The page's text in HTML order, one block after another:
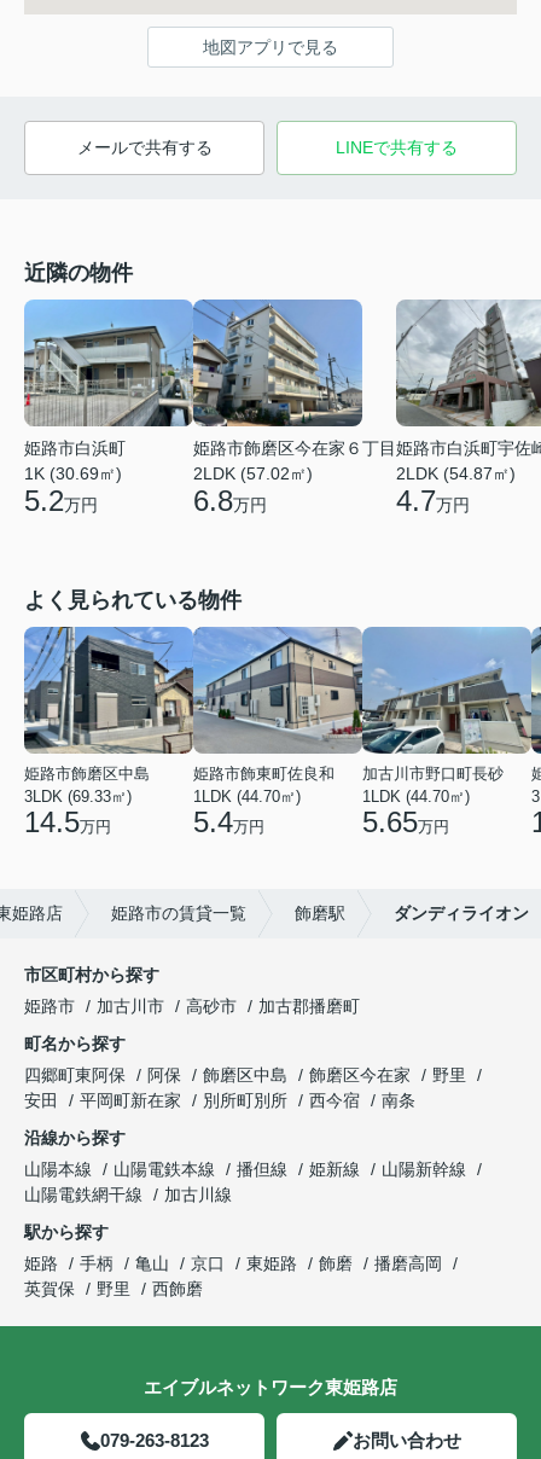
地図アプリで見る
メールで共有する LINEで共有する
近隣の物件
姫路市白浜町
1K (30.69㎡)
5.2万円
姫路市飾磨区今在家６丁目
2LDK (57.02㎡)
6.8万円
姫路市白浜町宇佐
2LDK (54.87㎡)
4.7万円
よく見られている物件
姫路市飾磨区中島
3LDK (69.33㎡)
14.5万円
姫路市飾東町佐良和
1LDK (44.70㎡)
5.4万円
加古川市野口町長砂
1LDK (44.70㎡)
5.65万円
姫路店 姫路市の賃貸一覧 飾磨駅 ダンディライオン
市区町村から探す
姫路市
加古川市 高砂市
加古郡播磨町
町名から探す
四郷町東阿保
阿保 飾磨区中島 飾磨区今在家
野里
安田
平岡町新在家 別所町別所 西今宿
南条
沿線から探す
山陽本線
山陽電鉄本線 播但線 姫新線
山陽新幹線
山陽電鉄網干線
加古川線
駅から探す
姫路
手柄 亀山 京口 東姫路 飾磨
播磨高岡
英賀保
野里 西飾磨
エイブルネットワーク東姫路店
079-263-8123 お問い合わせ